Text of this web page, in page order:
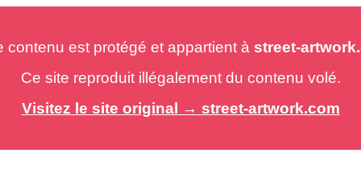
est protégé et appartient à street-
Ce site reproduit illégalement du contenu volé.
Visitez le site original → street-artwork.com